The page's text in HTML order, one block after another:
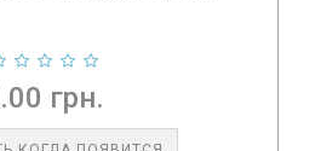
грн.